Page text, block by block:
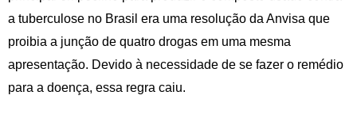
a tuberculose no Brasil era uma resolução da Anvisa que
proibia a junção de quatro drogas em uma mesma
apresentação. Devido à necessidade de se fazer o remédio
para a doença, essa regra caiu.